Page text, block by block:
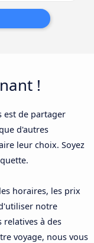
!
est de partager
d'autres
leur choix. Soyez
horaires, les prix
notre
relatives à des
voyage, nous vous